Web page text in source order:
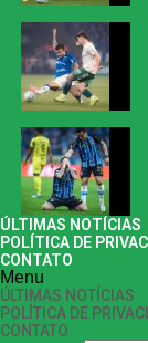
ÚLTIMAS NOTÍCIAS
POLÍTICA DE
CONTATO
Menu
ÚLTIMAS NOTÍCIAS
POLÍTICA DE
CONTATO